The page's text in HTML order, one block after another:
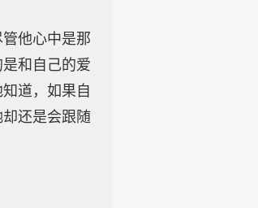
他心中是那
和自己的爱
道，如果自
还是会跟随